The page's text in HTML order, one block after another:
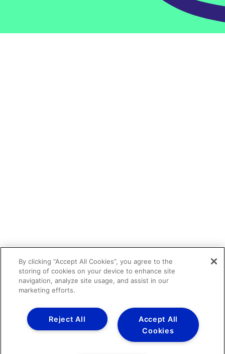
By clicking “Accept All Cookies”, you agree to the
storing of cookies on your device to enhance site
navigation, analyze site usage, and assist in our
marketing efforts.
Accept All
Cookies
Reject All